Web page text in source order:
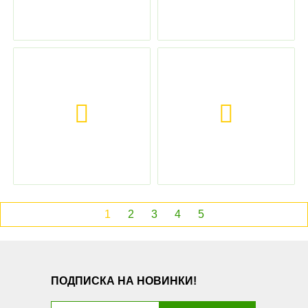
1 2 3 4 5
ПОДПИСКА НА НОВИНКИ!